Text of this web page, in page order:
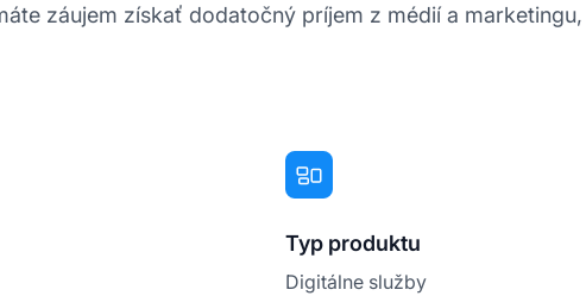
záujem získať dodatočný príjem z médií a
Typ produktu
Digitálne služby